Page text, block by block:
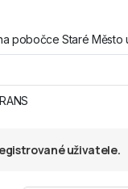
pobočce Staré Město
uživatele.